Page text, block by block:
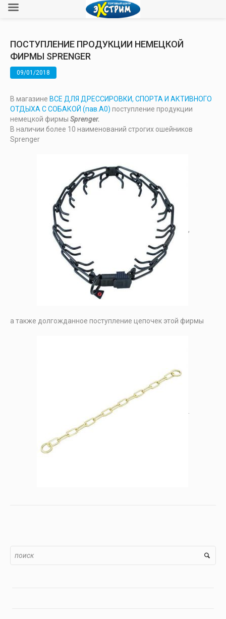
ПОСТУПЛЕНИЕ ПРОДУКЦИИ НЕМЕЦКОЙ
ФИРМЫ SPRENGER
09/01/2018
В магазине ВСЕ ДЛЯ ДРЕССИРОВКИ, СПОРТА И АКТИВНОГО
ОТДЫХА С СОБАКОЙ (пав.А0) поступление продукции
немецкой фирмы Sprenger.
В наличии более 10 наименований строгих ошейников
Sprenger
,
а также долгожданное поступление цепочек этой фирмы